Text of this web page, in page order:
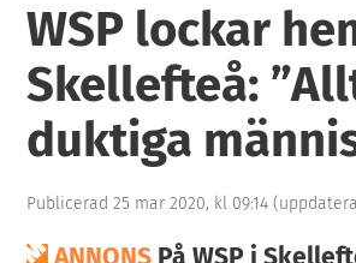
WSP lockar
Skellefteå:
duktiga
Publicerad 25 mar 2020, kl 09:14